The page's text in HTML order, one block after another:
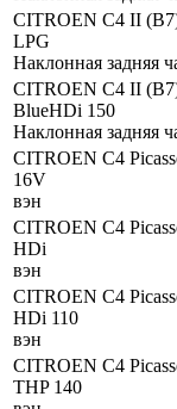
CITROEN C4 II
LPG
Наклонная задняя
CITROEN C4 II
BlueHDi 150
Наклонная задняя
CITROEN C4
16V
вэн
CITROEN C4
HDi
вэн
CITROEN C4
HDi 110
вэн
CITROEN C4
THP 140